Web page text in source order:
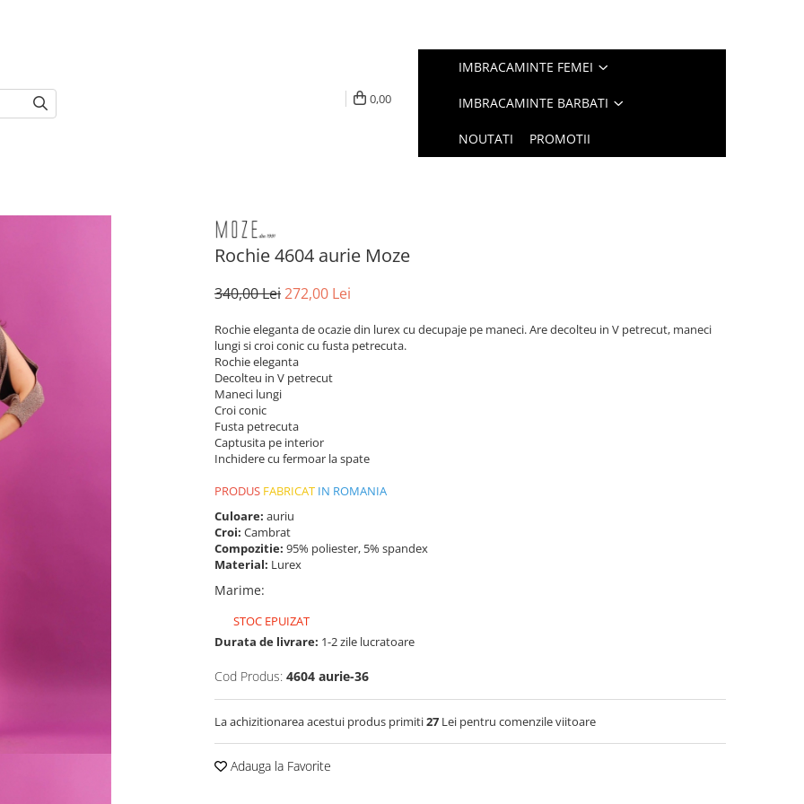
0,00
IMBRACAMINTE FEMEI
IMBRACAMINTE BARBATI
NOUTATI PROMOTII
Rochie 4604 aurie Moze
340,00 Lei272,00 Lei
Rochie eleganta de ocazie din lurex cu decupaje pe maneci. Are decolteu in V petrecut, maneci
lungi si croi conic cu fusta petrecuta.
Rochie eleganta
Decolteu in V petrecut
Maneci lungi
Croi conic
Fusta petrecuta
Captusita pe interior
Inchidere cu fermoar la spate
PRODUS FABRICAT IN ROMANIA
Culoare: auriu
Croi: Cambrat
Compozitie: 95% poliester, 5% spandex
Material: Lurex
Marime:
STOC EPUIZAT
Durata de livrare: 1-2 zile lucratoare
Cod Produs: 4604 aurie-36
La achizitionarea acestui produs primiti27 Lei pentru comenzile viitoare
Adauga la Favorite